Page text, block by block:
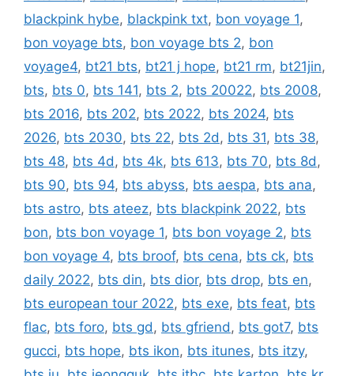
blackpink hybe, blackpink txt, bon voyage 1,
bon voyage bts, bon voyage bts 2, bon
voyage4, bt21 bts, bt21 j hope, bt21 rm, bt21jin,
bts, bts 0, bts 141, bts 2, bts 20022, bts 2008,
bts 2016, bts 202, bts 2022, bts 2024, bts
2026, bts 2030, bts 22, bts 2d, bts 31, bts 38,
bts 48, bts 4d, bts 4k, bts 613, bts 70, bts 8d,
bts 90, bts 94, bts abyss, bts aespa, bts ana,
bts astro, bts ateez, bts blackpink 2022, bts
bon, bts bon voyage 1, bts bon voyage 2, bts
bon voyage 4, bts broof, bts cena, bts ck, bts
daily 2022, bts din, bts dior, bts drop, bts en,
bts european tour 2022, bts exe, bts feat, bts
flac, bts foro, bts gd, bts gfriend, bts got7, bts
gucci, bts hope, bts ikon, bts itunes, bts itzy,